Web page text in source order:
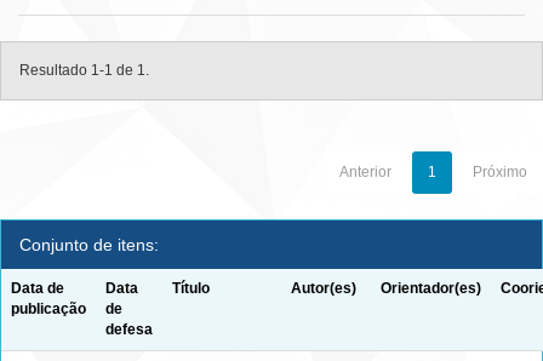
Resultado 1-1 de 1.
Anterior 1 Próximo
Conjunto de itens:
Data de
publicação
Data
de
defesa
Título Autor(es) Orientador(es)